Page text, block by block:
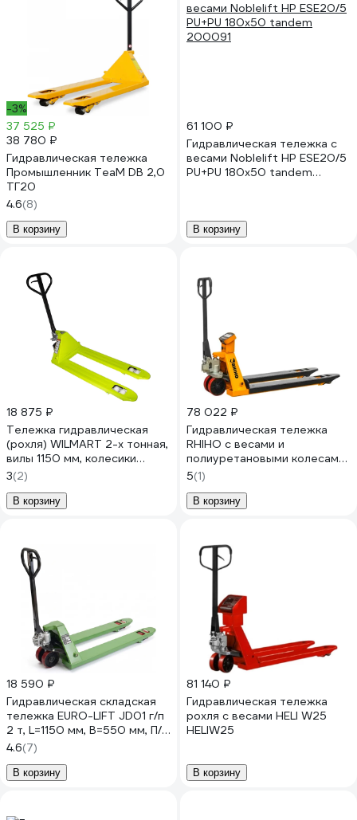
-3%
37 525 ₽
38 780 ₽
Гидравлическая тележка
Промышленник TeaM DB 2,0
ТГ20
4.6(8)
В корзину
61 100 ₽
Гидравлическая тележка с
весами Noblelift HP ESE20/5
PU+PU 180x50 tandem
В корзину
18 875 ₽
Тележка гидравлическая
(рохля) WILMART 2-х тонная,
вилы 1150 мм, колесики
нейлон HP-20-30NYD
3(2)
В корзину
78 022 ₽
Гидравлическая тележка
RHIHO с весами и
полиуретановыми колесами
SE 2SE
5(1)
В корзину
18 590 ₽
Гидравлическая складская
тележка EURO-LIFT JD01 г/п
2 т, L=1150 мм, B=550 мм, П/У
колеса 00-00004684
4.6(7)
В корзину
81 140 ₽
Гидравлическая тележка
рохля с весами HELI W25
HELIW25
В корзину